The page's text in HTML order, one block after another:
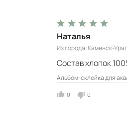
Наталья
Из города Каменск-
Состав хлопок
Альбом-склейка для
0 0